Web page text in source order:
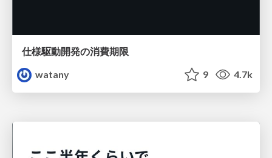
仕様駆動開発の消費期限
watany
9 4.7k